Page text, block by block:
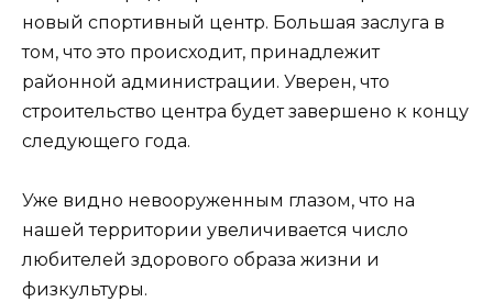
новый спортивный центр. Большая заслуга в
том, что это происходит, принадлежит
районной администрации. Уверен, что
строительство центра будет завершено к концу
следующего года.
Уже видно невооруженным глазом, что на
нашей территории увеличивается число
любителей здорового образа жизни и
физкультуры.